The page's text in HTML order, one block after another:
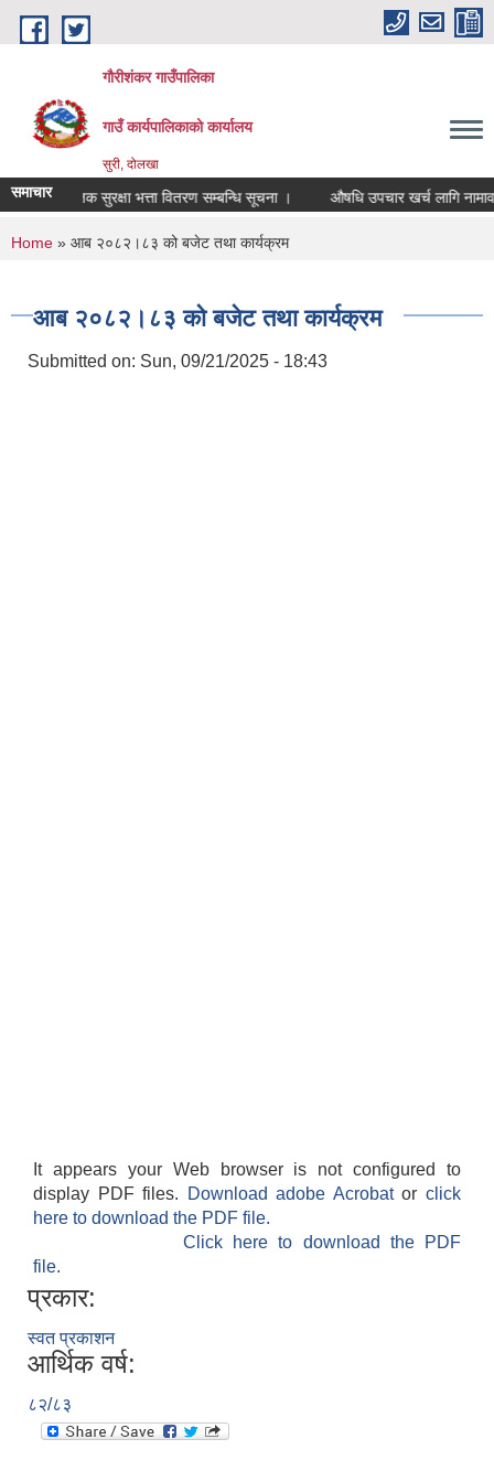
Skip to main content
गौरीशंकर गाउँपालिका
गाउँ कार्यपालिकाको कार्यालय
सुरी, दोलखा
समाचार
सामाजिक सुरक्षा भत्ता वितरण सम्बन्धि सूचना । औषधि उपचार खर्च लागि
You are here
Home » आब २०८२।८३ को बजेट तथा कार्यक्रम
आब २०८२।८३ को बजेट तथा कार्यक्रम
Submitted on: Sun, 09/21/2025 - 18:43
It appears your Web browser is not configured to
display PDF files.
Download adobe Acrobatorclick
here to download the PDF file.
Click here to download the PDF
file.
प्रकार:
स्वत प्रकाशन
आर्थिक वर्ष:
८२/८३